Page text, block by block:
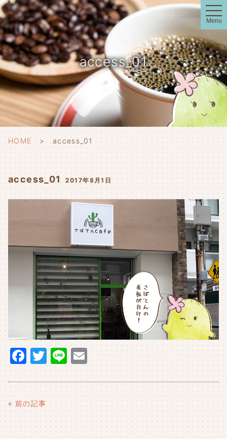
t
o
g
g
l
e
n
a
v
i
g
a
t
i
o
n
Menu
access_01
HOME access_01
access_01 2017年8月1日
F
c
e
T
it
Li
e ai
l
« 前の記事